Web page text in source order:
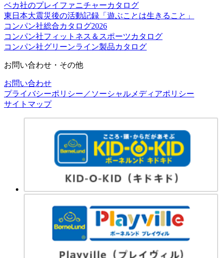
ベカ社のプレイファニチャーカタログ
東日本大震災後の活動記録「遊ぶことは生きること」
コンパン社総合カタログ2026
コンパン社フィットネス＆スポーツカタログ
コンパン社グリーンライン製品カタログ
お問い合わせ・その他
お問い合わせ
プライバシーポリシー／ソーシャルメディアポリシー
サイトマップ